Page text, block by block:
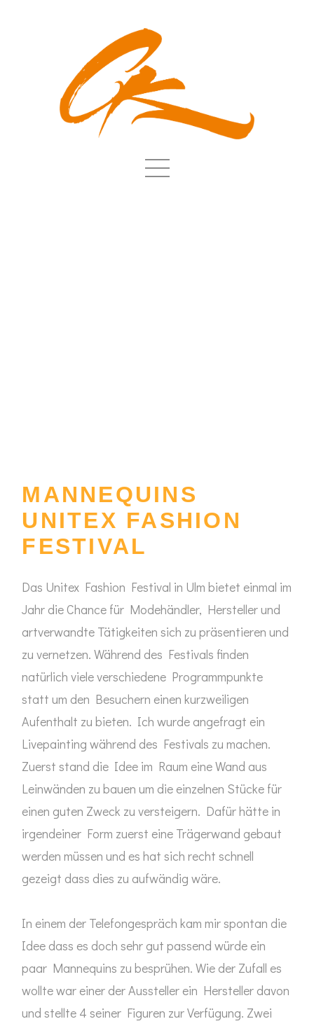
MANNEQUINS
UNITEX FASHION
FESTIVAL
Das Unitex Fashion Festival in Ulm bietet einmal im
Jahr die Chance für Modehändler, Hersteller und
artverwandte Tätigkeiten sich zu präsentieren und
zu vernetzen. Während des Festivals finden
natürlich viele verschiedene Programmpunkte
statt um den Besuchern einen kurzweiligen
Aufenthalt zu bieten. Ich wurde angefragt ein
Livepainting während des Festivals zu machen.
Zuerst stand die Idee im Raum eine Wand aus
Leinwänden zu bauen um die einzelnen Stücke für
einen guten Zweck zu versteigern. Dafür hätte in
irgendeiner Form zuerst eine Trägerwand gebaut
werden müssen und es hat sich recht schnell
gezeigt dass dies zu aufwändig wäre.
In einem der Telefongespräch kam mir spontan die
Idee dass es doch sehr gut passend würde ein
paar Mannequins zu besprühen. Wie der Zufall es
wollte war einer der Aussteller ein Hersteller davon
und stellte 4 seiner Figuren zur Verfügung. Zwei